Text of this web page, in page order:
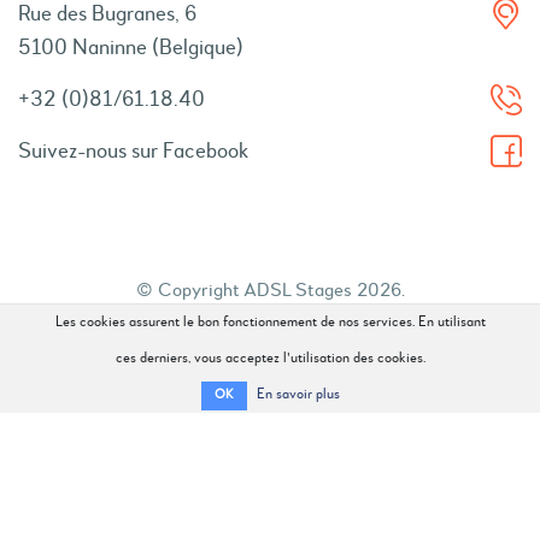
Les cookies assurent le bon fonctionnement de nos services. En utilisant
ces derniers, vous acceptez l'utilisation des cookies.
OK En savoir plus
Rue des Bugranes, 6
5100 Naninne (Belgique)
+32 (0)81/61.18.40
Suivez-nous sur Facebook
© Copyright ADSL Stages 2026.
Tous droits réservés.